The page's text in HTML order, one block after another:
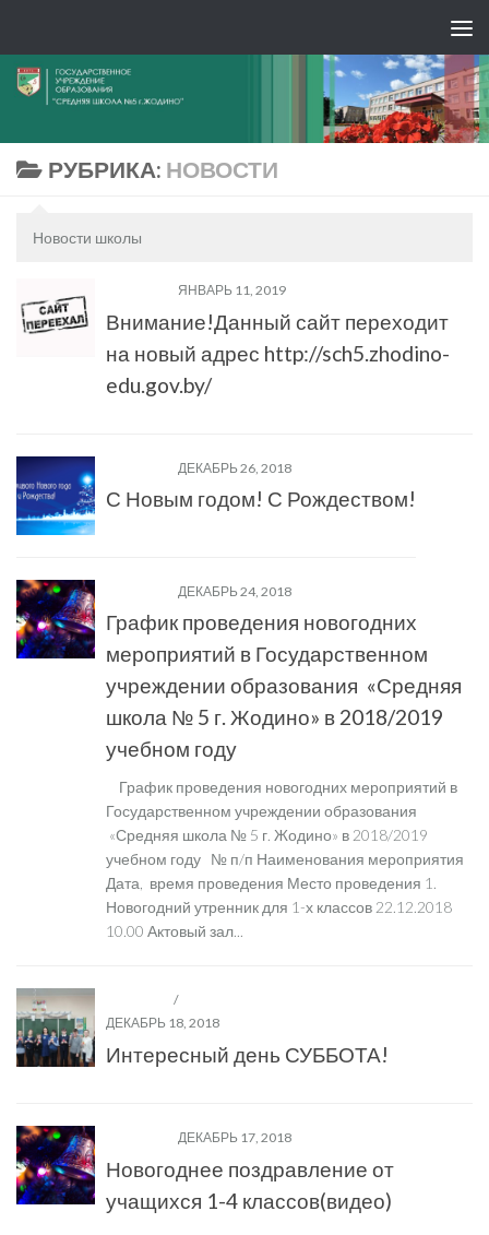
РУБРИКА: НОВОСТИ
Новости школы
ЯНВАРЬ 11, 2019
Внимание!Данный сайт переходит
на новый адрес http://sch5.zhodino-
edu.gov.by/
ДЕКАБРЬ 26, 2018
С Новым годом! С Рождеством!
ДЕКАБРЬ 24, 2018
График проведения новогодних
мероприятий в Государственном
учреждении образования «Средняя
школа № 5 г. Жодино» в 2018/2019
учебном году
График проведения новогодних мероприятий в
Государственном учреждении образования
«Средняя школа № 5 г. Жодино» в 2018/2019
учебном году № п/п Наименования мероприятия
Дата, время проведения Место проведения 1.
Новогодний утренник для 1-х классов 22.12.2018
10.00 Актовый зал...
/
ДЕКАБРЬ 18, 2018
Интересный день СУББОТА!
ДЕКАБРЬ 17, 2018
Новогоднее поздравление от
учащихся 1-4 классов(видео)